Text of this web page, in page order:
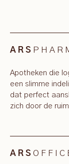
ARS
Apotheken die
een slimme
dat perfect
zich door de
ARS